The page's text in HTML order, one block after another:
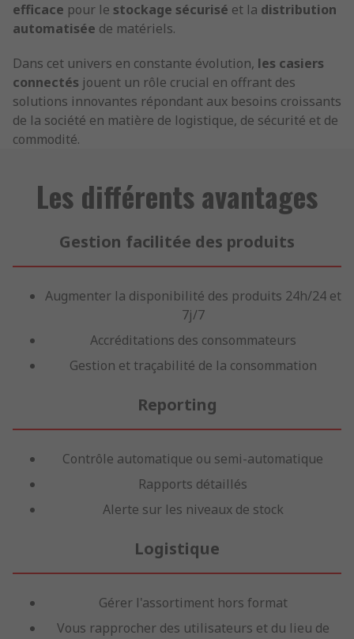
efficace pour le stockage sécurisé et la distribution
automatisée de matériels.
Dans cet univers en constante évolution, les casiers
connectés jouent un rôle crucial en offrant des
solutions innovantes répondant aux besoins croissants
de la société en matière de logistique, de sécurité et de
commodité.
Les différents avantages
Gestion facilitée des produits
Augmenter la disponibilité des produits 24h/24 et
7j/7
Accréditations des consommateurs
Gestion et traçabilité de la consommation
Reporting
Contrôle automatique ou semi-automatique
Rapports détaillés
Alerte sur les niveaux de stock
Logistique
Gérer l'assortiment hors format
Vous rapprocher des utilisateurs et du lieu de